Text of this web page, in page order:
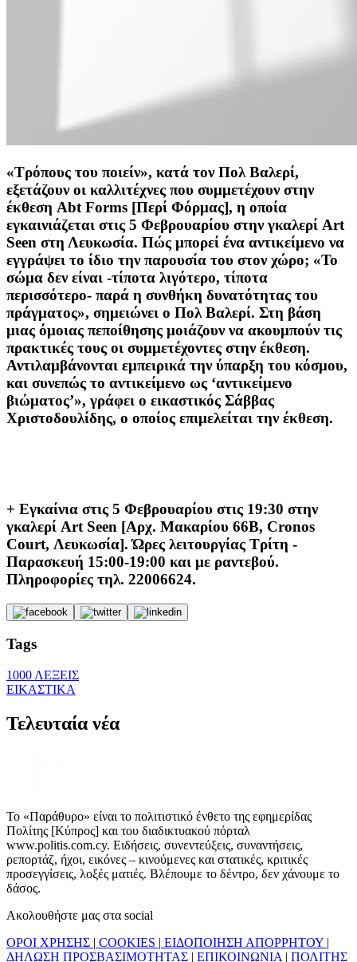
«Τρόπους του ποιείν», κατά τον Πολ Βαλερί,
εξετάζουν οι καλλιτέχνες που συμμετέχουν στην
έκθεση Abt Forms [Περί Φόρμας], η οποία
εγκαινιάζεται στις 5 Φεβρουαρίου στην γκαλερί Art
Seen στη Λευκωσία. Πώς μπορεί ένα αντικείμενο να
εγγράψει το ίδιο την παρουσία του στον χώρο; «Το
σώμα δεν είναι -τίποτα λιγότερο, τίποτα
περισσότερο- παρά η συνθήκη δυνατότητας του
πράγματος», σημειώνει ο Πολ Βαλερί. Στη βάση
μιας όμοιας πεποίθησης μοιάζουν να ακουμπούν τις
πρακτικές τους οι συμμετέχοντες στην έκθεση.
Αντιλαμβάνονται εμπειρικά την ύπαρξη του κόσμου,
και συνεπώς το αντικείμενο ως ‘αντικείμενο
βιώματος’», γράφει ο εικαστικός Σάββας
Χριστοδουλίδης, ο οποίος επιμελείται την έκθεση.
+ Εγκαίνια στις 5 Φεβρουαρίου στις 19:30 στην
γκαλερί Art Seen [Αρχ. Μακαρίου 66Β, Cronos
Court, Λευκωσία]. Ώρες λειτουργίας Τρίτη -
Παρασκευή 15:00-19:00 και με ραντεβού.
Πληροφορίες τηλ. 22006624.
Tags
1000 ΛΕΞΕΙΣ
ΕΙΚΑΣΤΙΚΑ
Τελευταία νέα
Το «Παράθυρο» είναι το πολιτιστικό ένθετο της εφημερίδας
Πολίτης [Κύπρος] και του διαδικτυακού πόρταλ
www.politis.com.cy. Ειδήσεις, συνεντεύξεις, συναντήσεις,
ρεπορτάζ, ήχοι, εικόνες – κινούμενες και στατικές, κριτικές
προσεγγίσεις, λοξές ματιές. Βλέπουμε το δέντρο, δεν χάνουμε το
δάσος.
Ακολουθήστε μας στα social
ΟΡΟΙ ΧΡΗΣΗΣ | COOKIES | ΕΙΔΟΠΟΙΗΣΗ ΑΠΟΡΡΗΤΟΥ |
ΔΗΛΩΣΗ ΠΡΟΣΒΑΣΙΜΟΤΗΤΑΣ | ΕΠΙΚΟΙΝΩΝΙΑ | ΠΟΛΙΤΗΣ